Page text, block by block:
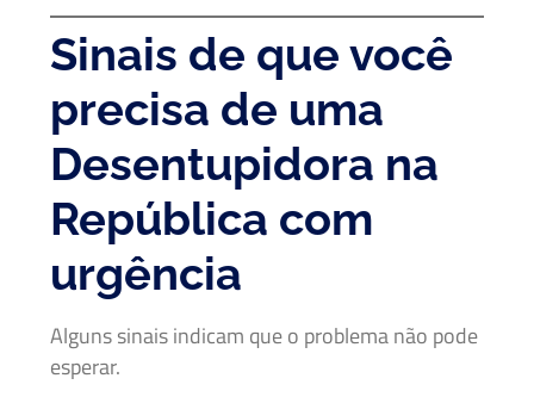
Sinais de que você
precisa de uma
Desentupidora na
República com
urgência
Alguns sinais indicam que o problema não pode
esperar.